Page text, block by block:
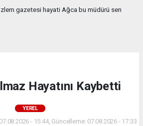
gazetesi hayati Ağca bu müdürü sen
Hayatını Kaybetti
YEREL
- 15:44, Güncelleme: 07.08.2026 - 17:33